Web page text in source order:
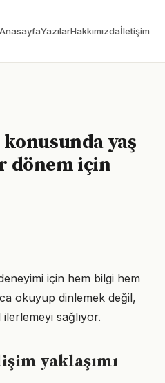
AnasayfaYazılarHakkımızdaİletişim
yaş
dönem için
için hem bilgi hem
okuyup dinlemek değil,
sağlıyor.
yaklaşımı